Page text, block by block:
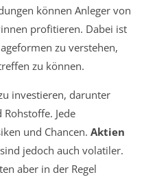
können Anleger von
profitieren. Dabei ist
zu verstehen,
zu können.
investieren, darunter
Jede
und Chancen. Aktien
jedoch auch volatiler.
aber in der Regel